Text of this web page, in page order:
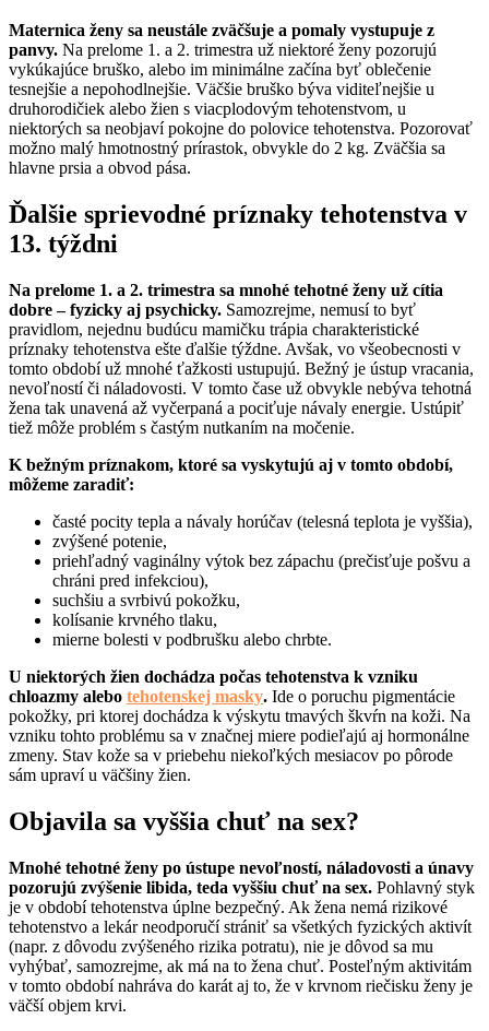
Maternica ženy sa neustále zväčšuje a pomaly vystupuje z
panvy. Na prelome 1. a 2. trimestra už niektoré ženy pozorujú
vykúkajúce bruško, alebo im minimálne začína byť oblečenie
tesnejšie a nepohodlnejšie. Väčšie bruško býva viditeľnejšie u
druhorodičiek alebo žien s viacplodovým tehotenstvom, u
niektorých sa neobjaví pokojne do polovice tehotenstva. Pozorovať
možno malý hmotnostný prírastok, obvykle do 2 kg. Zväčšia sa
hlavne prsia a obvod pása.
Ďalšie sprievodné príznaky tehotenstva v
13. týždni
Na prelome 1. a 2. trimestra sa mnohé tehotné ženy už cítia
dobre – fyzicky aj psychicky. Samozrejme, nemusí to byť
pravidlom, nejednu budúcu mamičku trápia charakteristické
príznaky tehotenstva ešte ďalšie týždne. Avšak, vo všeobecnosti v
tomto období už mnohé ťažkosti ustupujú. Bežný je ústup vracania,
nevoľností či náladovosti. V tomto čase už obvykle nebýva tehotná
žena tak unavená až vyčerpaná a pociťuje návaly energie. Ustúpiť
tiež môže problém s častým nutkaním na močenie.
K bežným príznakom, ktoré sa vyskytujú aj v tomto období,
môžeme zaradiť:
časté pocity tepla a návaly horúčav (telesná teplota je vyššia),
zvýšené potenie,
priehľadný vaginálny výtok bez zápachu (prečisťuje pošvu a
chráni pred infekciou),
suchšiu a svrbivú pokožku,
kolísanie krvného tlaku,
mierne bolesti v podbrušku alebo chrbte.
U niektorých žien dochádza počas tehotenstva k vzniku
chloazmy alebo tehotenskej masky. Ide o poruchu pigmentácie
pokožky, pri ktorej dochádza k výskytu tmavých škvŕn na koži. Na
vzniku tohto problému sa v značnej miere podieľajú aj hormonálne
zmeny. Stav kože sa v priebehu niekoľkých mesiacov po pôrode
sám upraví u väčšiny žien.
Objavila sa vyššia chuť na sex?
Mnohé tehotné ženy po ústupe nevoľností, náladovosti a únavy
pozorujú zvýšenie libida, teda vyššiu chuť na sex. Pohlavný styk
je v období tehotenstva úplne bezpečný. Ak žena nemá rizikové
tehotenstvo a lekár neodporučí strániť sa všetkých fyzických aktivít
(napr. z dôvodu zvýšeného rizika potratu), nie je dôvod sa mu
vyhýbať, samozrejme, ak má na to žena chuť. Posteľným aktivitám
v tomto období nahráva do karát aj to, že v krvnom riečisku ženy je
väčší objem krvi.